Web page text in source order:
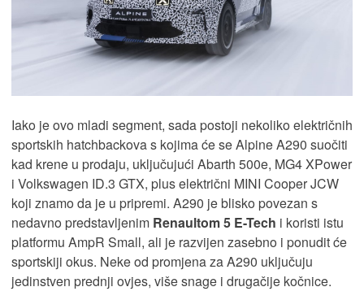
Iako je ovo mladi segment, sada postoji nekoliko električnih
sportskih hatchbackova s kojima će se Alpine A290 suočiti
kad krene u prodaju, uključujući Abarth 500e, MG4 XPower
i Volkswagen ID.3 GTX, plus električni MINI Cooper JCW
koji znamo da je u pripremi. A290 je blisko povezan s
nedavno predstavljenim Renaultom 5 E-Tech i koristi istu
platformu AmpR Small, ali je razvijen zasebno i ponudit će
sportskiji okus. Neke od promjena za A290 uključuju
jedinstven prednji ovjes, više snage i drugačije kočnice.